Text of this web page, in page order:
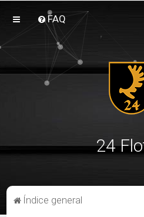
FAQ
24
Índice general